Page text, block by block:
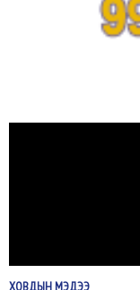
ХОВДЫНМЭДЭЭ